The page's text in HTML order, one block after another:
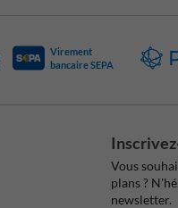
Virement
bancaire SEPA
Vous
plans ?
newsletter.